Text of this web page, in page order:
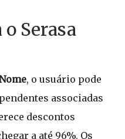
Serasa
, o usuário pode
associadas
descontos
a até 96%. Os